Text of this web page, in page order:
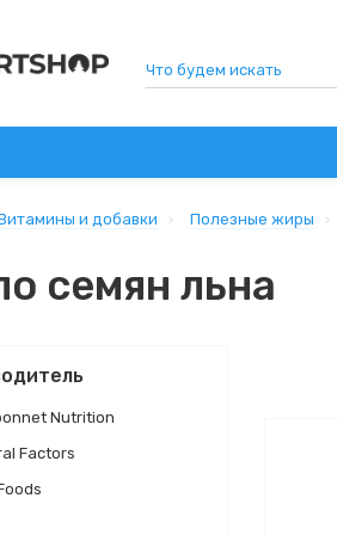
и добавки Полезные жиры
семян льна
Nutrition
Factors